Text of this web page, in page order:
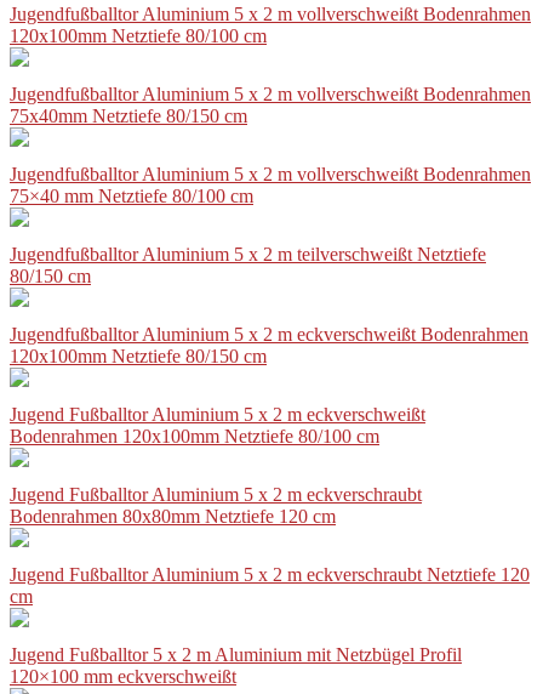
Jugendfußballtor Aluminium 5 x 2 m vollverschweißt Bodenrahmen
120x100mm Netztiefe 80/100 cm
Jugendfußballtor Aluminium 5 x 2 m vollverschweißt Bodenrahmen
75x40mm Netztiefe 80/150 cm
Jugendfußballtor Aluminium 5 x 2 m vollverschweißt Bodenrahmen
75×40 mm Netztiefe 80/100 cm
Jugendfußballtor Aluminium 5 x 2 m teilverschweißt Netztiefe
80/150 cm
Jugendfußballtor Aluminium 5 x 2 m eckverschweißt Bodenrahmen
120x100mm Netztiefe 80/150 cm
Jugend Fußballtor Aluminium 5 x 2 m eckverschweißt
Bodenrahmen 120x100mm Netztiefe 80/100 cm
Jugend Fußballtor Aluminium 5 x 2 m eckverschraubt
Bodenrahmen 80x80mm Netztiefe 120 cm
Jugend Fußballtor Aluminium 5 x 2 m eckverschraubt Netztiefe 120
cm
Jugend Fußballtor 5 x 2 m Aluminium mit Netzbügel Profil
120×100 mm eckverschweißt